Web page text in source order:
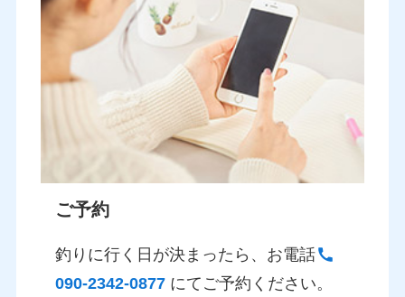
ご予約
釣りに行く日が決まったら、お電話
090-2342-0877 にてご予約ください。